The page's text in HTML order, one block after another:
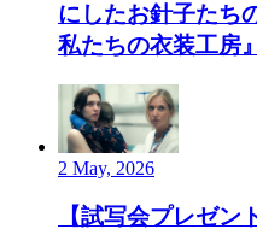
にしたお針子たち
私たちの衣装工房
2 May, 2026
【試写会プレゼ